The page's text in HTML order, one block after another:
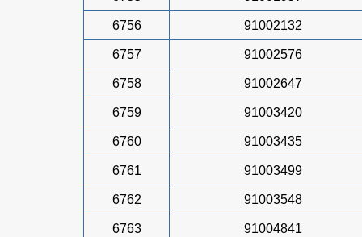
6756 91002132
6757 91002576
6758 91002647
6759 91003420
6760 91003435
6761 91003499
6762 91003548
6763 91004841